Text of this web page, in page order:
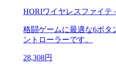
HORIワイヤレスファイテ
格闘ゲームに最適な6ボタ
ントローラーです。
28,308円